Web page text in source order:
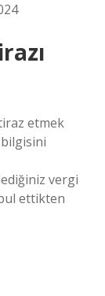
etmek
vergi
ettikten